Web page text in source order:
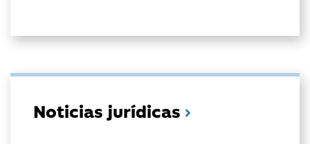
Noticias jurídicas